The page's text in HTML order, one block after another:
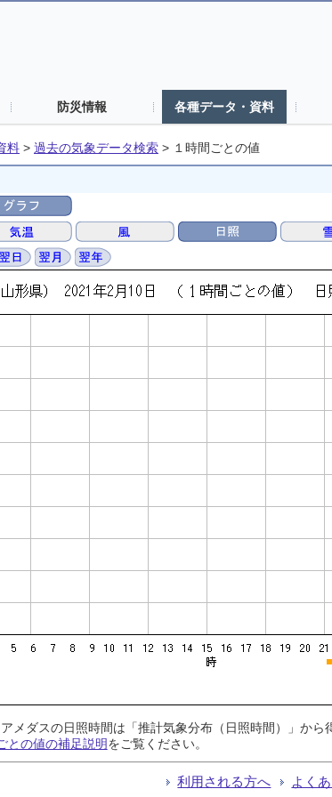
防災情報 各種データ・資料
料 > 過去の気象データ検索 > １時間ごとの値
メダスの日照時間は「推計気象分布（日照時間）」か
との値の補足説明をご覧ください。
利用される方へ よく